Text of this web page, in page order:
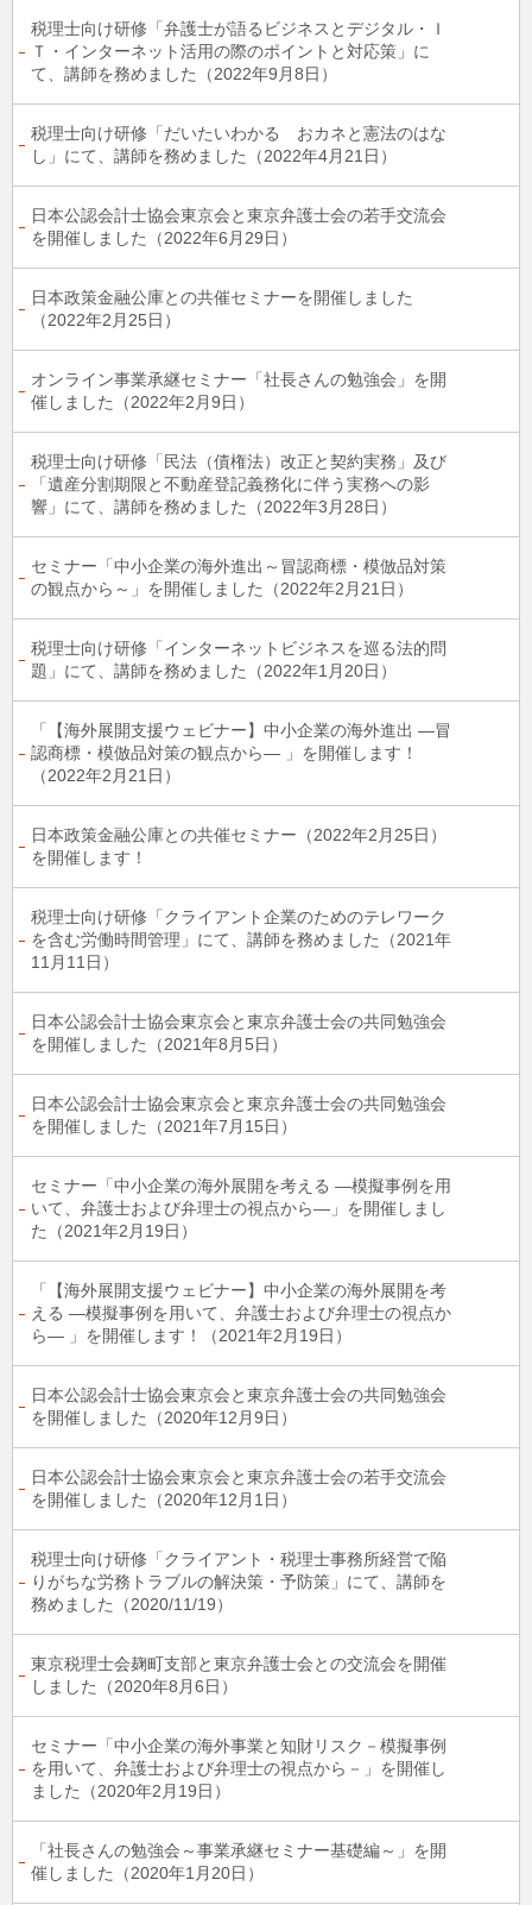
税理士向け研修「弁護士が語るビジネスとデジタル・Ｉ
Ｔ・インターネット活用の際のポイントと対応策」に
て、講師を務めました（2022年9月8日）
税理士向け研修「だいたいわかる おカネと憲法のはな
し」にて、講師を務めました（2022年4月21日）
日本公認会計士協会東京会と東京弁護士会の若手交流会
を開催しました（2022年6月29日）
日本政策金融公庫との共催セミナーを開催しました
（2022年2月25日）
オンライン事業承継セミナー「社長さんの勉強会」を開
催しました（2022年2月9日）
税理士向け研修「民法（債権法）改正と契約実務」及び
「遺産分割期限と不動産登記義務化に伴う実務への影
響」にて、講師を務めました（2022年3月28日）
セミナー「中小企業の海外進出～冒認商標・模倣品対策
の観点から～」を開催しました（2022年2月21日）
税理⼠向け研修「インターネットビジネスを巡る法的問
題」にて、講師を務めました（2022年1⽉20⽇）
「【海外展開支援ウェビナー】中小企業の海外進出 ―冒
認商標・模倣品対策の観点から― 」を開催します！
（2022年2月21日）
日本政策金融公庫との共催セミナー（2022年2月25日）
を開催します！
税理⼠向け研修「クライアント企業のためのテレワーク
を含む労働時間管理」にて、講師を務めました（2021年
11⽉11⽇）
日本公認会計士協会東京会と東京弁護士会の共同勉強会
を開催しました（2021年8月5日）
日本公認会計士協会東京会と東京弁護士会の共同勉強会
を開催しました（2021年7月15日）
セミナー「中小企業の海外展開を考える ―模擬事例を用
いて、弁護士および弁理士の視点から―」を開催しまし
た（2021年2月19日）
「【海外展開支援ウェビナー】中小企業の海外展開を考
える ―模擬事例を用いて、弁護士および弁理士の視点か
ら― 」を開催します！（2021年2月19日）
日本公認会計士協会東京会と東京弁護士会の共同勉強会
を開催しました（2020年12月9日）
日本公認会計士協会東京会と東京弁護士会の若手交流会
を開催しました（2020年12月1日）
税理士向け研修「クライアント・税理士事務所経営で陥
りがちな労務トラブルの解決策・予防策」にて、講師を
務めました（2020/11/19）
東京税理士会麹町支部と東京弁護士会との交流会を開催
しました（2020年8月6日）
セミナー「中小企業の海外事業と知財リスク－模擬事例
を用いて、弁護士および弁理士の視点から－」を開催し
ました（2020年2月19日）
「社長さんの勉強会～事業承継セミナー基礎編～」を開
催しました（2020年1月20日）